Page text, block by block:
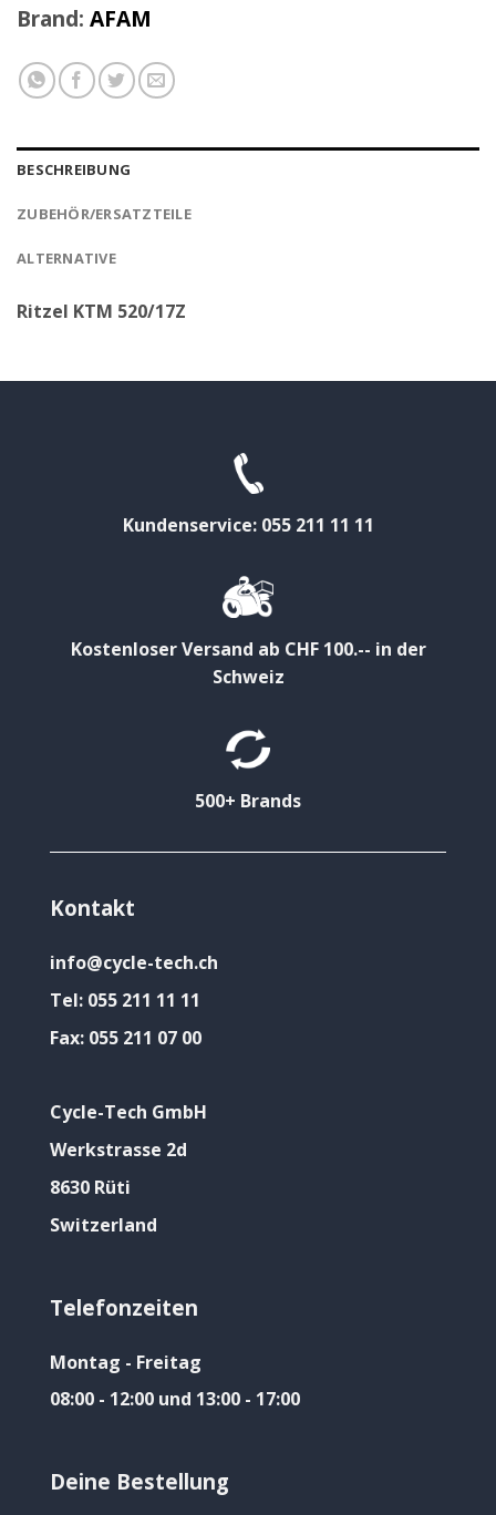
Brand: AFAM
BESCHREIBUNG
ZUBEHÖR/ERSATZTEILE
ALTERNATIVE
Ritzel KTM 520/17Z
Kundenservice: 055 211 11 11
Kostenloser Versand ab CHF 100.-- in der
Schweiz
500+ Brands
Kontakt
info@cycle-tech.ch
Tel: 055 211 11 11
Fax: 055 211 07 00
Cycle-Tech GmbH
Werkstrasse 2d
8630 Rüti
Switzerland
Telefonzeiten
Montag - Freitag
08:00 - 12:00 und 13:00 - 17:00
Deine Bestellung